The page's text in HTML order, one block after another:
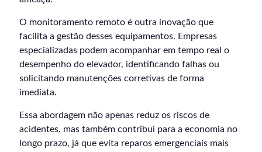
O monitoramento remoto é outra inovação que
facilita a gestão desses equipamentos. Empresas
especializadas podem acompanhar em tempo real o
desempenho do elevador, identificando falhas ou
solicitando manutenções corretivas de forma
imediata.
Essa abordagem não apenas reduz os riscos de
acidentes, mas também contribui para a economia no
longo prazo, já que evita reparos emergenciais mais